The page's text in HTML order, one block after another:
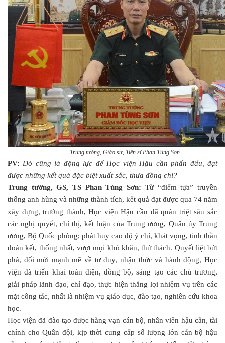
Trung tướng, Giáo sư, Tiến sĩ Phan Tùng Sơn.
PV: Đó cũng là động lực để Học viện Hậu cần phấn đấu, đạt
được những kết quả đặc biệt xuất sắc, thưa đồng chí?
Trung tướng, GS, TS Phan Tùng Sơn: Từ “điểm tựa” truyền
thống anh hùng và những thành tích, kết quả đạt được qua 74 năm
xây dựng, trưởng thành, Học viện Hậu cần đã quán triệt sâu sắc
các nghị quyết, chỉ thị, kết luận của Trung ương, Quân ủy Trung
ương, Bộ Quốc phòng; phát huy cao độ ý chí, khát vọng, tinh thần
đoàn kết, thống nhất, vượt mọi khó khăn, thử thách. Quyết liệt bứt
phá, đổi mới mạnh mẽ về tư duy, nhận thức và hành động, Học
viện đã triển khai toàn diện, đồng bộ, sáng tạo các chủ trương,
giải pháp lãnh đạo, chỉ đạo, thực hiện thắng lợi nhiệm vụ trên các
mặt công tác, nhất là nhiệm vụ giáo dục, đào tạo, nghiên cứu khoa
học.
Học viện đã đào tạo được hàng vạn cán bộ, nhân viên hậu cần, tài
chính cho Quân đội, kịp thời cung cấp số lượng lớn cán bộ hậu